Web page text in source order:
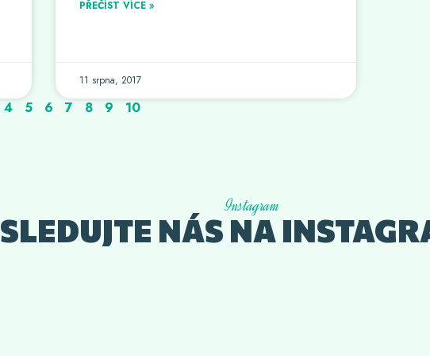
PŘEČÍST VÍCE »
11 srpna, 2017
4 5 6 7 8 9 10
Instagram
SLEDUJTE NÁS NA